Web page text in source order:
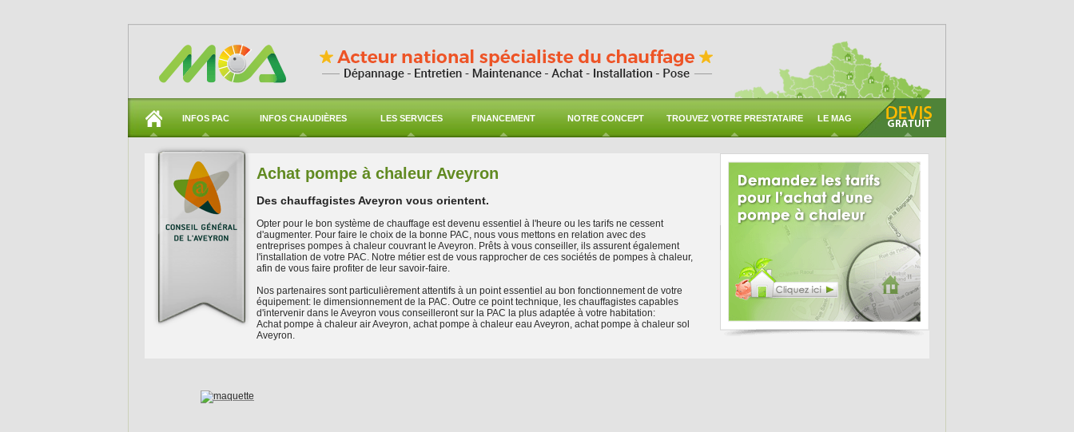
INFOS PAC INFOS CHAUDIÈRES LES SERVICES FINANCEMENT NOTRE CONCEPT TROUVEZ VOTRE PRESTATAIRE LE MAG
Achat pompe à chaleur Aveyron
Des chauffagistes Aveyron vous orientent.
Opter pour le bon système de chauffage est devenu essentiel à l'heure ou les tarifs ne cessent
d'augmenter. Pour faire le choix de la bonne PAC, nous vous mettons en relation avec des
entreprises pompes à chaleur couvrant le Aveyron. Prêts à vous conseiller, ils assurent également
l'installation de votre PAC. Notre métier est de vous rapprocher de ces sociétés de pompes à chaleur,
afin de vous faire profiter de leur savoir-faire.
Nos partenaires sont particulièrement attentifs à un point essentiel au bon fonctionnement de votre
équipement: le dimensionnement de la PAC. Outre ce point technique, les chauffagistes capables
d'intervenir dans le Aveyron vous conseilleront sur la PAC la plus adaptée à votre habitation:
Achat pompe à chaleur air Aveyron, achat pompe à chaleur eau Aveyron, achat pompe à chaleur sol
Aveyron.